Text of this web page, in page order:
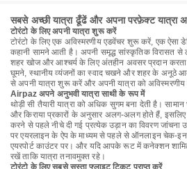
सबसे अच्छी यात्रा ढूँढें और अपना परफ़ेक्ट यात्रा
टोरंटो के लिए अपनी यात्रा शुरू करें
टोरंटो के लिए एक अविस्मरणीय एडवेंचर शुरू करें, एक ऐसा
कहानी सामने आती है। अपनी समृद्ध सांस्कृतिक विरासत
शहर खोज और आश्चर्य के लिए अंतहीन अवसर प्रदान
घूमने, स्थानीय व्यंजनों का स्वाद चखने और शहर के अनूठे
से अपनी यात्रा शुरू करें और अपनी यात्रा को
Airpaz अपने अनुभवी यात्रा साथी के रूप में
थोड़ी सी तैयारी यात्रा को अधिक सुगम बना देती है।
और किराया प्रकारों के अनुसार अलग-अलग होते हैं,
करने से पहले नीचे दी गई प्रत्येक उड़ान का विवरण
पर एयरलाइन के ऐप के माध्यम से पहले से ऑनलाइन चेक-
एयरपोर्ट काउंटर पर। और यदि आपके रूट में कनेक्शन
रखें ताकि यात्रा तनावमुक्त रहे।
टोरंटो के लिए सबसे सस्ता फ्लाइट टिकट प्राप्त करें